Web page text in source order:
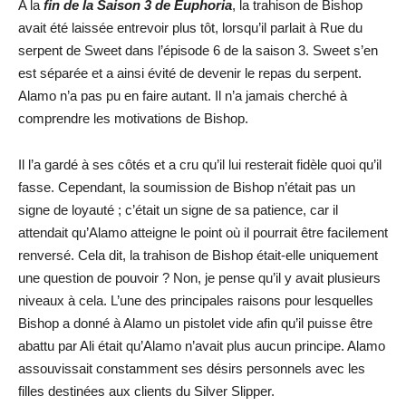
A la fin de la Saison 3 de Euphoria, la trahison de Bishop
avait été laissée entrevoir plus tôt, lorsqu’il parlait à Rue du
serpent de Sweet dans l’épisode 6 de la saison 3. Sweet s’en
est séparée et a ainsi évité de devenir le repas du serpent.
Alamo n’a pas pu en faire autant. Il n’a jamais cherché à
comprendre les motivations de Bishop.
Il l’a gardé à ses côtés et a cru qu’il lui resterait fidèle quoi qu’il
fasse. Cependant, la soumission de Bishop n’était pas un
signe de loyauté ; c’était un signe de sa patience, car il
attendait qu’Alamo atteigne le point où il pourrait être facilement
renversé. Cela dit, la trahison de Bishop était-elle uniquement
une question de pouvoir ? Non, je pense qu’il y avait plusieurs
niveaux à cela. L’une des principales raisons pour lesquelles
Bishop a donné à Alamo un pistolet vide afin qu’il puisse être
abattu par Ali était qu’Alamo n’avait plus aucun principe. Alamo
assouvissait constamment ses désirs personnels avec les
filles destinées aux clients du Silver Slipper.